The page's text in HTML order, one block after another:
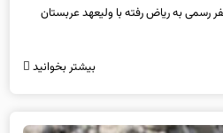
رسمی به ریاض رفته با ولیعهد عربستان
بیشتر بخوانید